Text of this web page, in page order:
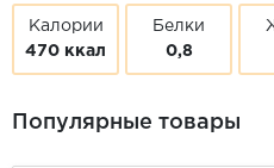
Калории
470 ккал
Белки
0,8
Популярные товары